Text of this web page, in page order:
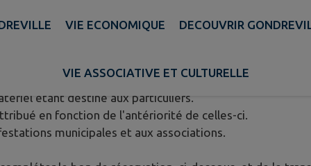
VIE ECONOMIQUE DECOUVRIR
VIE ASSOCIATIVE ET CULTURELLE
étant destiné aux particuliers.
en fonction de l'antériorité de celles-ci.
municipales et aux associations.